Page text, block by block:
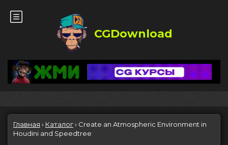
CGDownload
Главная › Каталог› Create an Atmospheric Environment in
Houdini and Speedtree